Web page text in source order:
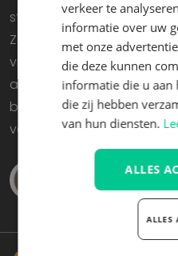
stoel die meer dan 30 jaar
Ze konden onderdelen
vrachtwagenstoel, die
afgelegd, volledig te
bedieningsknoppen voor
vervangen door een
verkeer te
informatie over uw
met onze
die deze kunnen
informatie die u aan
die zij hebben
van hun diensten.
ALLES
ALLES